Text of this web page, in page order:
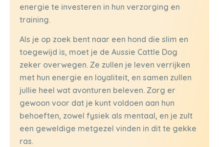
energie te investeren in hun verzorging en
training.
Als je op zoek bent naar een hond die slim en
toegewijd is, moet je de Aussie Cattle Dog
zeker overwegen. Ze zullen je leven verrijken
met hun energie en loyaliteit, en samen zullen
jullie heel wat avonturen beleven. Zorg er
gewoon voor dat je kunt voldoen aan hun
behoeften, zowel fysiek als mentaal, en je zult
een geweldige metgezel vinden in dit te gekke
ras.